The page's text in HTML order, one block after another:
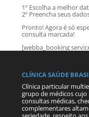
1º Escolha a melhor
2º Preencha seus
Pronto! Agora é só
consulta marcada!
[webba_booking
CLÍNICA SAÚDE
Clínica particular
grupo de médicos
consultas médicas,
complementares